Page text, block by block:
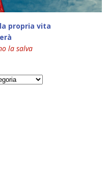
propria vita
la salva